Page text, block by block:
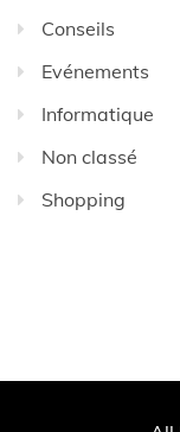
Conseils
Evénements
Informatique
Non classé
Shopping